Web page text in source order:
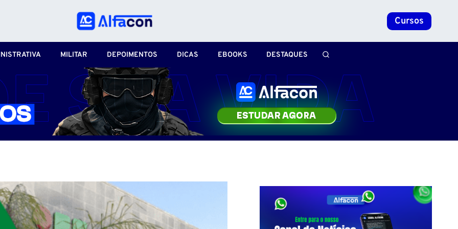
Cursos
MILITAR DEPOIMENTOS DICAS EBOOKS DESTAQUES